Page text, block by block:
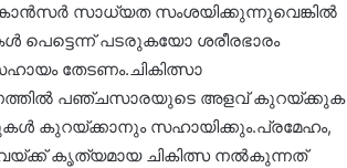
കാൻസർ സാധ്യത സംശയിക്കുന്നുവെങ്കിൽ
പെട്ടെന്ന് പടരുകയോ ശരീരഭാരം
തേടണം.ചികിത്സാ
പഞ്ചസാരയുടെ അളവ് കുറയ്ക്കുക
കുറയ്ക്കാനും സഹായിക്കും.പ്രമേഹം,
കൃത്യമായ ചികിത്സ നൽകുന്നത്